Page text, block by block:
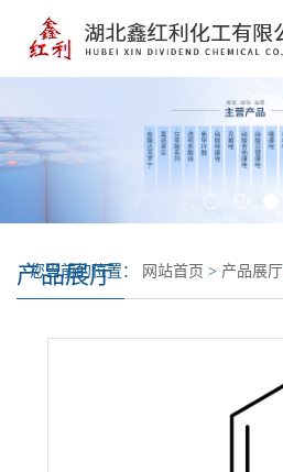
产品展厅
您当前的位置： 网站首页 > 产品展厅